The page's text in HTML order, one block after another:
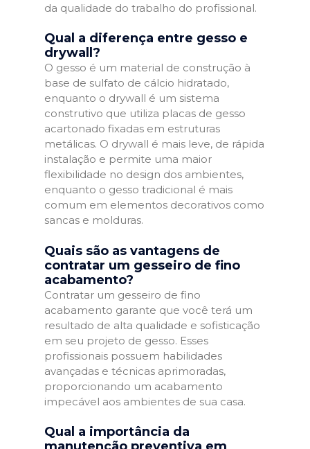
da qualidade do trabalho do profissional.
Qual a diferença entre gesso e
drywall?
O gesso é um material de construção à
base de sulfato de cálcio hidratado,
enquanto o drywall é um sistema
construtivo que utiliza placas de gesso
acartonado fixadas em estruturas
metálicas. O drywall é mais leve, de rápida
instalação e permite uma maior
flexibilidade no design dos ambientes,
enquanto o gesso tradicional é mais
comum em elementos decorativos como
sancas e molduras.
Quais são as vantagens de
contratar um gesseiro de fino
acabamento?
Contratar um gesseiro de fino
acabamento garante que você terá um
resultado de alta qualidade e sofisticação
em seu projeto de gesso. Esses
profissionais possuem habilidades
avançadas e técnicas aprimoradas,
proporcionando um acabamento
impecável aos ambientes de sua casa.
Qual a importância da